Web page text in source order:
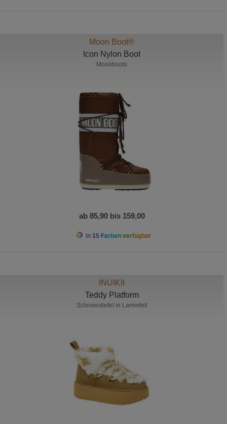
Moon Boot®
Icon Nylon Boot
Moonboots
ab 85,90 bis 159,00
In 15 Farben verfügbar
INUIKII
Teddy Platform
Schneestiefel in Lammfell